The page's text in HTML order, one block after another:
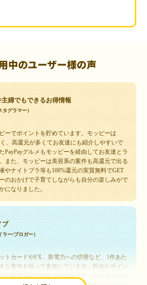
中のユーザー様の声
主婦でもできるお得情報
タグラマー）
ーでポイントを貯めています。モッピーは
、高還元が多くてお友達にも紹介しやすいで
PayPayグルメもモッピーを経由してお友達とラ
また、モッピーは美容系の案件も高還元で出る
やナイトブラ等も100%還元の実質無料でGET
のおかげで子育てしながらも自分の楽しみがで
になりました。
ブ
ラー/ブロガー）
トカードやFX、新電力への切替など、1件あた
な案件を狙って参加しています。貯めたポイン